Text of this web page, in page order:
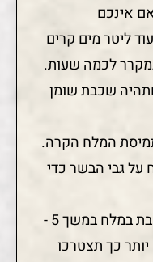
אינכם
ליטר מים קרים
לכמה שעות.
שכבת שומן
המלח הקרה.
גבי הבשר כדי
מקררים ונותנים לחזה לשבת במלח במשך 5 -
כך תצטרכו